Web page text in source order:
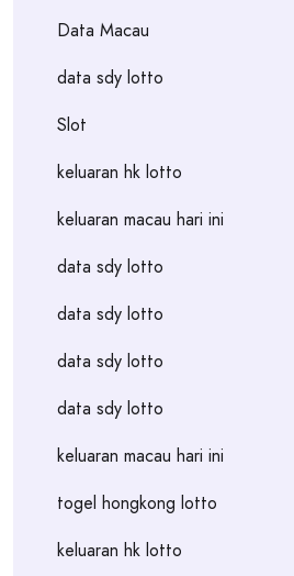
Data Macau
data sdy lotto
Slot
keluaran hk lotto
keluaran macau hari ini
data sdy lotto
data sdy lotto
data sdy lotto
data sdy lotto
keluaran macau hari ini
togel hongkong lotto
keluaran hk lotto